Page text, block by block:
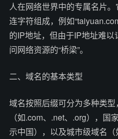
人在网络世界中的专属名片
连字符组成，例如
的IP地址，但由于IP地址难
问网络资源的“桥梁”。
二、域名的基本类型
域名按照后缀可分为多种类
（如.com、.net、.org），
示中国），以及城市级域名